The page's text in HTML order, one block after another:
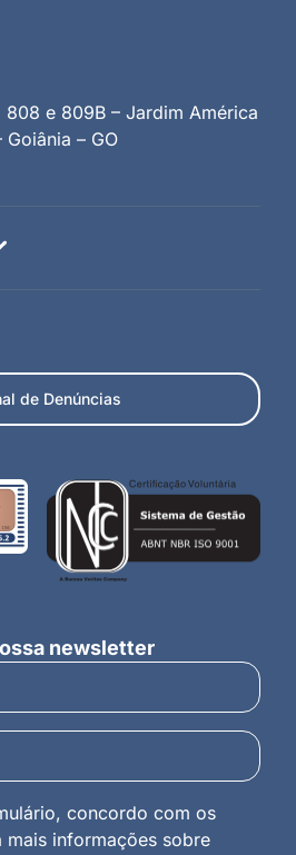
808 e 809B – Jardim América
– GO
de Denúncias
newsletter
concordo com os
mais informações sobre